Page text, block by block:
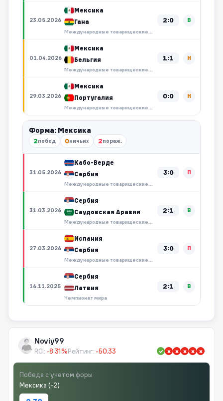
23.05.2026
Мексика
Гана
Международные товарищеские матчи
2:0 В
01.04.2026
Мексика
Бельгия
Международные товарищеские матчи
1:1 Н
29.03.2026
Мексика
Португалия
Международные товарищеские матчи
0:0 Н
Форма: Мексика
2побед 0ничьих 2пораж.
31.05.2026
Кабо-Верде
Сербия
Международные товарищеские матчи
3:0 П
31.03.2026
Сербия
Саудовская Аравия
Международные товарищеские матчи
2:1 В
27.03.2026
Испания
Сербия
Международные товарищеские матчи
3:0 П
16.11.2025
Сербия
Латвия
Чемпионат мира
2:1 В
Noviy99
ROI: -8.31%Рейтинг: -50.33
Победа с учетом форы
Мексика (-2)